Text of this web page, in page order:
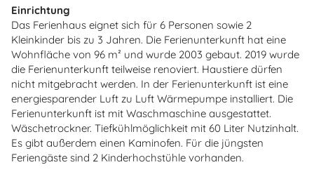
Einrichtung
Das Ferienhaus eignet sich für 6 Personen sowie 2
Kleinkinder bis zu 3 Jahren. Die Ferienunterkunft hat eine
Wohnfläche von 96 m² und wurde 2003 gebaut. 2019 wurde
die Ferienunterkunft teilweise renoviert. Haustiere dürfen
nicht mitgebracht werden. In der Ferienunterkunft ist eine
energiesparender Luft zu Luft Wärmepumpe installiert. Die
Ferienunterkunft ist mit Waschmaschine ausgestattet.
Wäschetrockner. Tiefkühlmöglichkeit mit 60 Liter Nutzinhalt.
Es gibt außerdem einen Kaminofen. Für die jüngsten
Feriengäste sind 2 Kinderhochstühle vorhanden.